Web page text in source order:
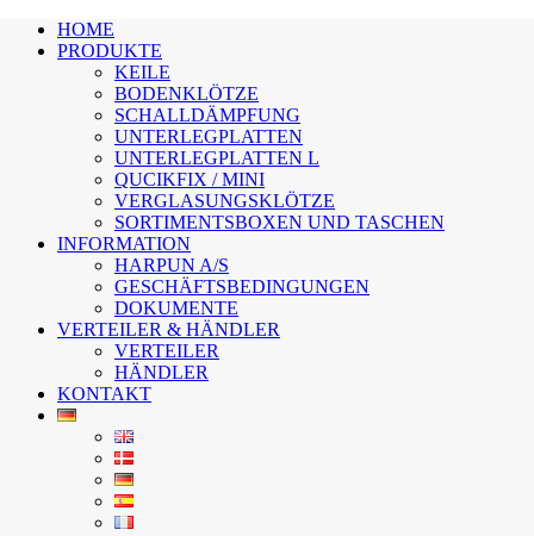
HOME
PRODUKTE
KEILE
BODENKLÖTZE
SCHALLDÄMPFUNG
UNTERLEGPLATTEN
UNTERLEGPLATTEN L
QUCIKFIX / MINI
VERGLASUNGSKLÖTZE
SORTIMENTSBOXEN UND TASCHEN
INFORMATION
HARPUN A/S
GESCHÄFTSBEDINGUNGEN
DOKUMENTE
VERTEILER & HÄNDLER
VERTEILER
HÄNDLER
KONTAKT